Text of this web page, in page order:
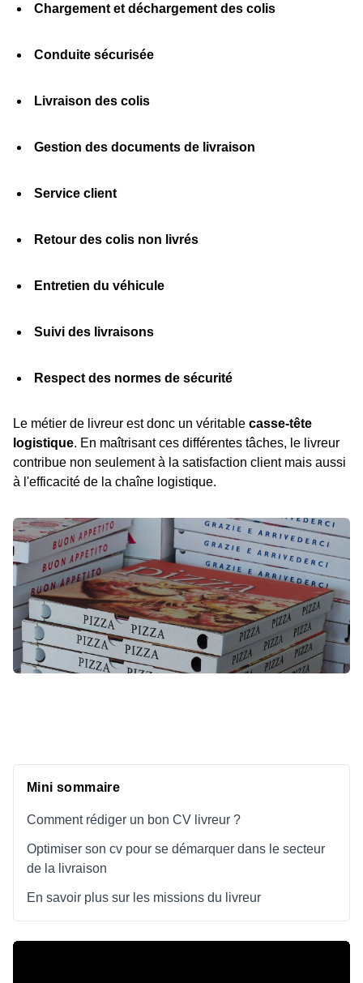
Chargement et déchargement des colis
Conduite sécurisée
Livraison des colis
Gestion des documents de livraison
Service client
Retour des colis non livrés
Entretien du véhicule
Suivi des livraisons
Respect des normes de sécurité
Le métier de livreur est donc un véritable casse-tête
logistique. En maîtrisant ces différentes tâches, le livreur
contribue non seulement à la satisfaction client mais aussi
à l'efficacité de la chaîne logistique.
Mini sommaire
Comment rédiger un bon CV livreur ?
Optimiser son cv pour se démarquer dans le secteur
de la livraison
En savoir plus sur les missions du livreur